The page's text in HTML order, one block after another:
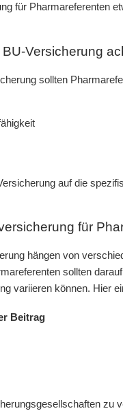
für Pharmareferenten
Versicherung
sollten
auf die
für
hängen von
sollten
variieren können. Hier
Beitrag
zu